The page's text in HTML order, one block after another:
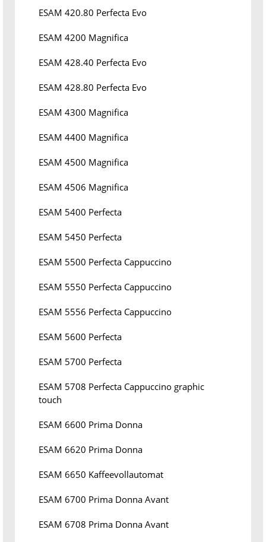
ESAM 420.80 Perfecta Evo
ESAM 4200 Magnifica
ESAM 428.40 Perfecta Evo
ESAM 428.80 Perfecta Evo
ESAM 4300 Magnifica
ESAM 4400 Magnifica
ESAM 4500 Magnifica
ESAM 4506 Magnifica
ESAM 5400 Perfecta
ESAM 5450 Perfecta
ESAM 5500 Perfecta Cappuccino
ESAM 5550 Perfecta Cappuccino
ESAM 5556 Perfecta Cappuccino
ESAM 5600 Perfecta
ESAM 5700 Perfecta
ESAM 5708 Perfecta Cappuccino graphic
touch
ESAM 6600 Prima Donna
ESAM 6620 Prima Donna
ESAM 6650 Kaffeevollautomat
ESAM 6700 Prima Donna Avant
ESAM 6708 Prima Donna Avant